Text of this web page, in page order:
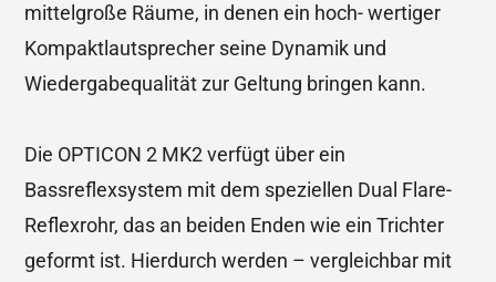
mittelgroße Räume, in denen ein hoch- wertiger
Kompaktlautsprecher seine Dynamik und
Wiedergabequalität zur Geltung bringen kann.
Die OPTICON 2 MK2 verfügt über ein
Bassreflexsystem mit dem speziellen Dual Flare-
Reflexrohr, das an beiden Enden wie ein Trichter
geformt ist. Hierdurch werden – vergleichbar mit